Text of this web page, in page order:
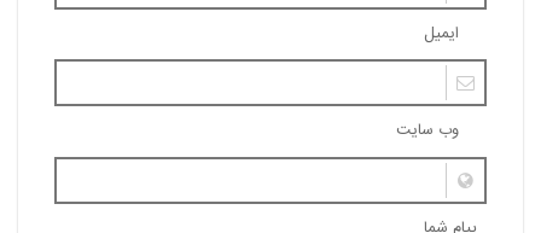
ایمیل
وب سایت
پیام شما